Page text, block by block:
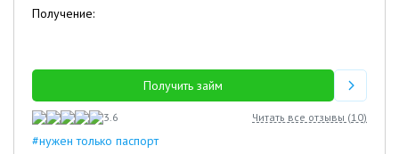
Получение:
Получить займ
3.6 Читать все отзывы (10)
#нужен только паспорт